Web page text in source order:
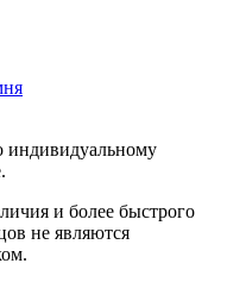
индивидуальному
и более быстрого
не являются